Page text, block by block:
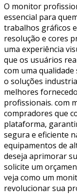
O monitor
essencial para
trabalhos gráficos
resolução e cores
uma experiência
que os usuários
com uma
o soluções
melhores
profissionais. com
compradores que
plataforma,
segura e eficiente
equipamentos de
deseja aprimorar
solicite um
veja como um
revolucionar sua